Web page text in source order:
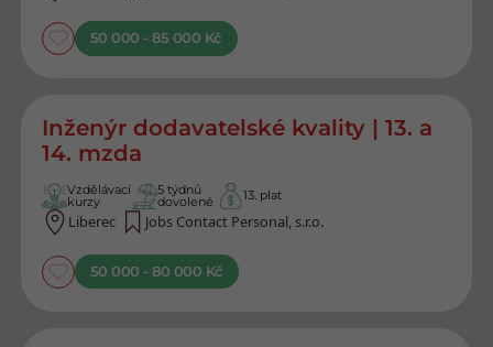
50 000 - 85 000 Kč
Inženýr dodavatelské kvality | 13. a
14. mzda
Vzdělávací
kurzy
5 týdnů
dovolené 13. plat
Liberec Jobs Contact Personal, s.r.o.
50 000 - 80 000 Kč